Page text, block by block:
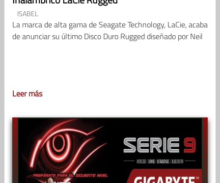
ISABEL
La marca de alta gama de Seagate Technology, LaCie, acaba
de anunciar su último Disco Duro Rugged diseñado por Neil
Leer más